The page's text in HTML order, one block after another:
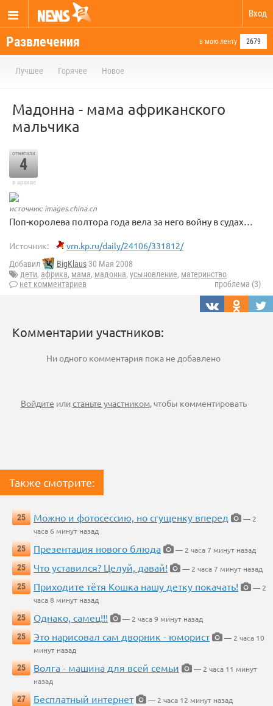
Вход
Развлечения в мою ленту 2679
Лучшее Горячее Новое
Мадонна - мама африканского
мальчика
отметили
4
в архиве
источник: images.china.cn
Поп-королева полтора года вела за него войну в судах…
Источник: vrn.kp.ru/daily/24106/331812/
Добавил BigKlaus 30 Мая 2008
дети, африка, мама, мадонна, усыновление, материнство
нет комментариев
проблема (3)
Комментарии участников:
Ни одного комментария пока не добавлено
Войдите илистаньте участником, чтобы комментировать
Также смотрите:
25 Можно и фотосессию, но сгущенку вперед
— 2
часа 6 минут назад
25
Презентация нового блюда
— 2 часа 7 минут назад
25
Что уставился? Целуй, давай!
— 2 часа 7 минут назад
25
Приходите тётя Кошка нашу детку покачать!
— 2
часа 8 минут назад
25
Однако, самец!!!
— 2 часа 9 минут назад
25
Это нарисовал сам дворник - юморист
— 2 часа 10
минут назад
25
Волга - машина для всей семьи
— 2 часа 11 минут
назад
27
Бесплатный интернет
— 2 часа 12 минут назад